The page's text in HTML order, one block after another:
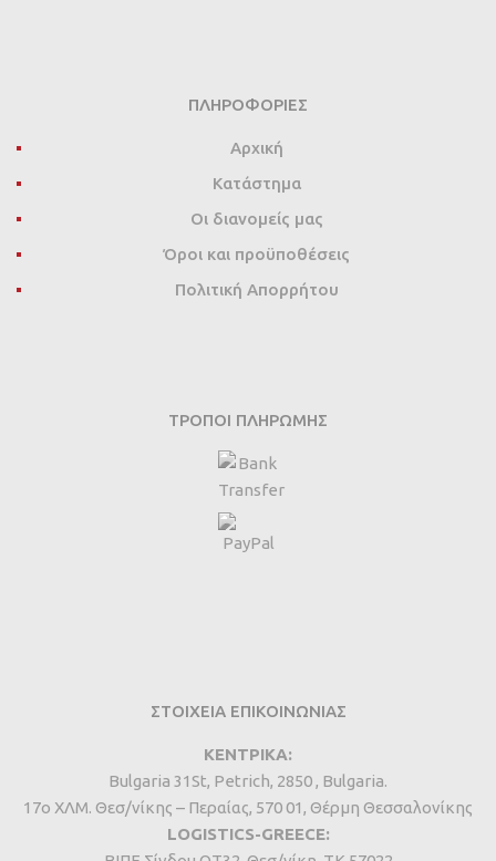
ΠΛΗΡΟΦΟΡΊΕΣ
Αρχική
Κατάστημα
Οι διανομείς μας
Όροι και προϋποθέσεις
Πολιτική Απορρήτου
ΤΡΌΠΟΙ ΠΛΗΡΩΜΉΣ
ΣΤΟΙΧΕΙΑ ΕΠΙΚΟΙΝΩΝΙΑΣ
ΚΕΝΤΡΙΚΑ:
Bulgaria 31St, Petrich, 2850 , Bulgaria.
17ο ΧΛΜ. Θεσ/νίκης – Περαίας, 570 01, Θέρμη Θεσσαλονίκης
LOGISTICS-GREECE: